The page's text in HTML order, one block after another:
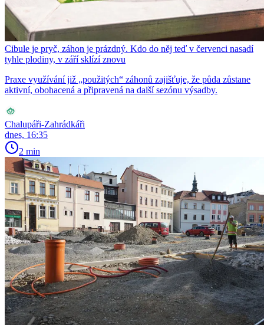
Cibule je pryč, záhon je prázdný. Kdo do něj teď v červenci nasadí
tyhle plodiny, v září sklízí znovu
Praxe využívání již „použitých“ záhonů zajišťuje, že půda zůstane
aktivní, obohacená a připravená na další sezónu výsadby.
Chalupáři-Zahrádkáři
dnes, 16:35
2 min